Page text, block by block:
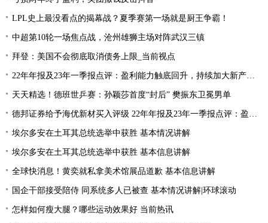
LPL史上最没看点的揭幕战？夏季赛第一场就是厨王争霸！
中超第10轮一场焦点战，沧州雄狮主场对阵武汉三镇
拜登：美国不会彻底取消债务上限_当前视点
22年年报及23年一季报点评：盈利能力触底回升，持续加大新产品研发
天天精选！德班世乒赛：孙颖莎首度“封后” 樊振东卫冕男单
德邦证券给予海优新材买入评级 22年年报及23年一季报点评：盈利能力触底回升 持续加大新产品研发
埃尔多安在土耳其总统选举中获胜 基本情况讲解
埃尔多安在土耳其总统选举中获胜 基本信息讲解
全球快消息！黄奕就私拿美术馆展品道歉 基本信息讲解
国企干部接受陪侍 同系统多人已被查 基本情况讲解|环球滚动
怎样如何瘦大腿？哪些运动效果好 当前热讯